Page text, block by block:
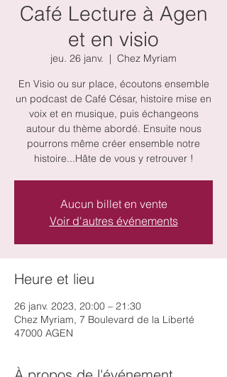
Café Lecture à Agen
et en visio
jeu. 26 janv.
  |
Chez Myriam
En Visio ou sur place, écoutons ensemble
un podcast de Café César, histoire mise en
voix et en musique, puis échangeons
autour du thème abordé. Ensuite nous
pourrons même créer ensemble notre
histoire...Hâte de vous y retrouver !
Aucun billet en vente
Voir d'autres événements
Heure et lieu
26 janv. 2023, 20:00 – 21:30
Chez Myriam, 7 Boulevard de la Liberté
47000 AGEN